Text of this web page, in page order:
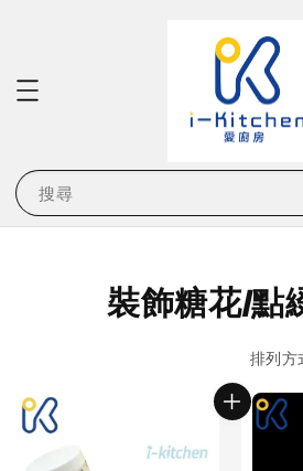
搜尋
裝飾糖花/點
排列方